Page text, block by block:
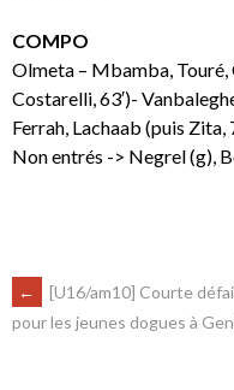
COMPO
Olmeta – Mbamba, Touré,
Costarelli, 63′)-
Ferrah, Lachaab (puis Zita,
Non entrés -> Negrel (g),
←
[U16/am10] Courte
pour les jeunes dogues à